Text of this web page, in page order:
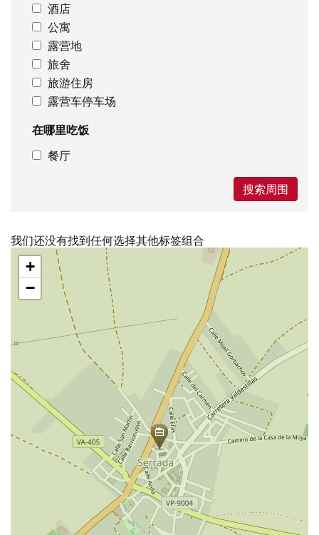
酒店
公寓
露营地
旅舍
旅游住房
露营车停车场
在哪里吃饭
餐厅
搜索周围
我们还没有找到任何选择其他标签组合
跳
地
图
+
−